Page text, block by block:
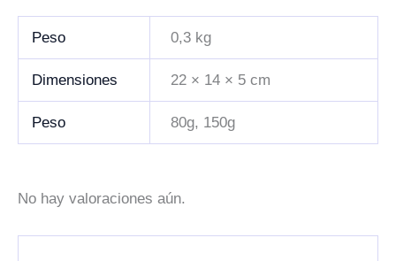
Peso 0,3 kg
Dimensiones 22 × 14 × 5 cm
Peso 80g, 150g
No hay valoraciones aún.